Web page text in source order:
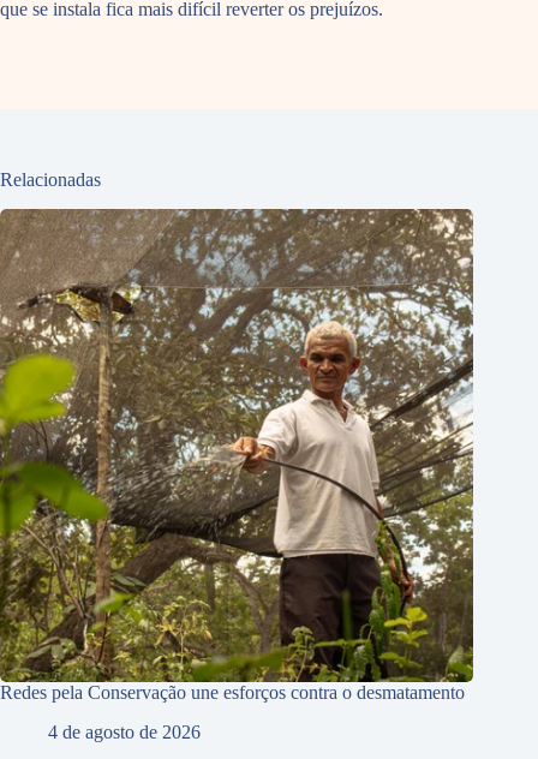
que se instala fica mais difícil reverter os prejuízos.
Relacionadas
Redes pela Conservação une esforços contra o desmatamento
4 de agosto de 2026